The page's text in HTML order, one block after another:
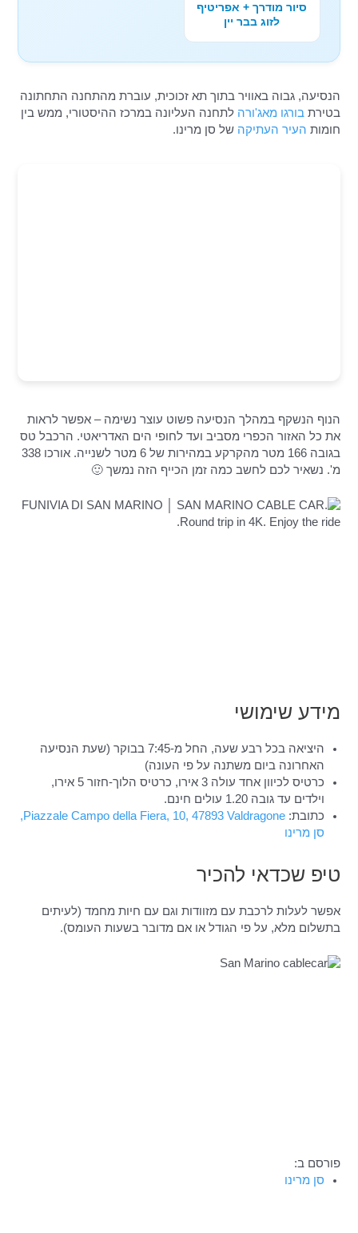
סיור מודרך + אפריטיף
לזוג בבר יין
הנסיעה, גבוה באוויר בתוך תא זכוכית, עוברת מהתחנה התחתונה
בטירת בורגו מאג'ורה לתחנה העליונה במרכז ההיסטורי, ממש בין
חומות העיר העתיקה של סן מרינו.
הנוף הנשקף במהלך הנסיעה פשוט עוצר נשימה – אפשר לראות
את כל האזור הכפרי מסביב ועד לחופי הים האדריאטי. הרכבל טס
בגובה 166 מטר מהקרקע במהירות של 6 מטר לשנייה. אורכו 338
מ'. נשאיר לכם לחשב כמה זמן הכייף הזה נמשך 🙂
מידע שימושי
היציאה בכל רבע שעה, החל מ-7:45 בבוקר (שעת הנסיעה
האחרונה ביום משתנה על פי העונה)
כרטיס לכיוון אחד עולה 3 אירו, כרטיס הלוך-חזור 5 אירו,
וילדים עד גובה 1.20 עולים חינם.
כתובת:
Piazzale Campo della Fiera, 10, 47893 Valdragone,
סן מרינו
טיפ שכדאי להכיר
אפשר לעלות לרכבת עם מזוודות וגם עם חיות מחמד (לעיתים
בתשלום מלא, על פי הגודל או אם מדובר בשעות העומס).
פורסם ב:
סן מרינו